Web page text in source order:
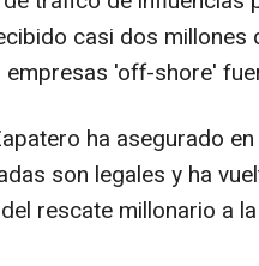
casi dos millones
'off-shore'
ha asegurado
son legales y ha
rescate millonario a